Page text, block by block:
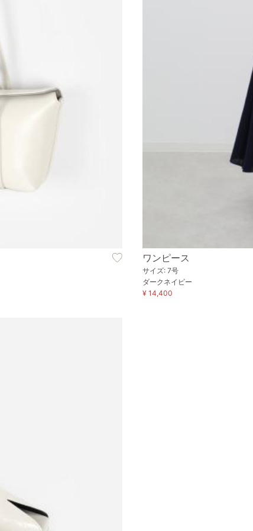
ワンピース
サイズ: 7号
ダークネイビー
¥ 14,400